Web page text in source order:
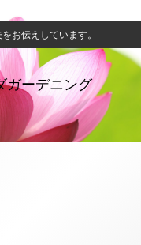
お伝えしています。
ガーデニング